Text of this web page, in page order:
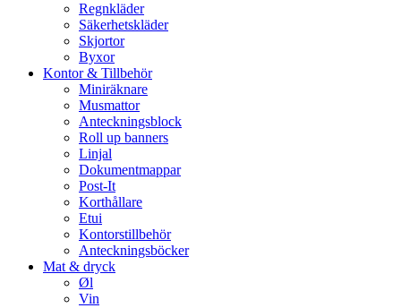
Regnkläder
Säkerhetskläder
Skjortor
Byxor
Kontor & Tillbehör
Miniräknare
Musmattor
Anteckningsblock
Roll up banners
Linjal
Dokumentmappar
Post-It
Korthållare
Etui
Kontorstillbehör
Anteckningsböcker
Mat & dryck
Øl
Vin